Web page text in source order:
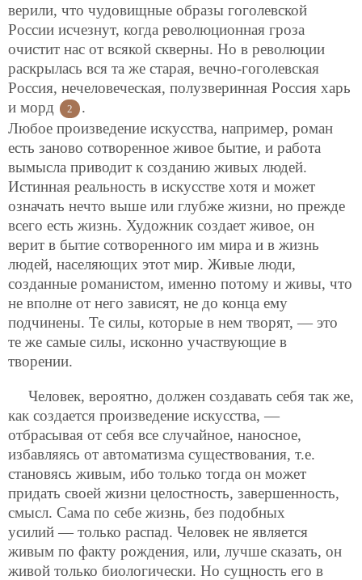
верили, что чудовищные образы гоголевской
России исчезнут, когда революционная гроза
очистит нас от всякой скверны. Но в революции
раскрылась вся та же старая, вечно-гоголевская
Россия, нечеловеческая, полузверинная Россия харь
и морд
2
.
Любое произведение искусства, например, роман
есть заново сотворенное живое бытие, и работа
вымысла приводит к созданию живых людей.
Истинная реальность в искусстве хотя и может
означать нечто выше или глубже жизни, но прежде
всего есть жизнь. Художник создает живое, он
верит в бытие сотворенного им мира и в жизнь
людей, населяющих этот мир. Живые люди,
созданные романистом, именно потому и живы, что
не вполне от него зависят, не до конца ему
подчинены. Те силы, которые в нем творят, — это
те же самые силы, исконно участвующие в
творении.
Человек, вероятно, должен создавать себя так же,
как создается произведение искусства, —
отбрасывая от себя все случайное, наносное,
избавляясь от автоматизма существования, т.е.
становясь живым, ибо только тогда он может
придать своей жизни целостность, завершенность,
смысл. Сама по себе жизнь, без подобных
усилий — только распад. Человек не является
живым по факту рождения, или, лучше сказать, он
живой только биологически. Но сущность его в